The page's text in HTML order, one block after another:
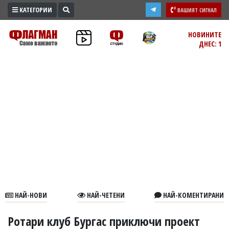
ПРОМО
ЗОНА
В
КАТЕГОРИИ ВАШИЯТ СИГНАЛ
НОВИНИТЕ
ДНЕС: 1
НАЙ-НОВИ НАЙ-ЧЕТЕНИ НАЙ-КОМЕНТИРАНИ
Ротари клуб Бургас приключи проект